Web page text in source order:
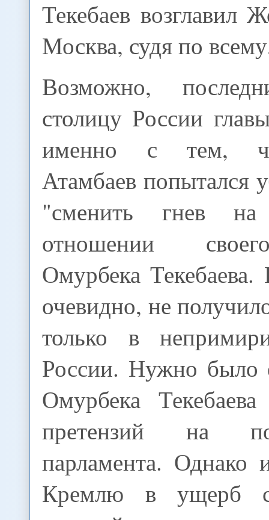
Текебаев возглавил
Москва, судя по
Возможно,
столицу России
именно с тем,
Атамбаев попытался
"сменить гнев
отношении
Омурбека
очевидно, не
только в
России. Нужно было
Омурбека Текебаева
претензий на
парламента. Однако
Кремлю в ущерб